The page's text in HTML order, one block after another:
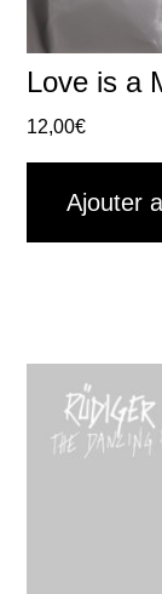
Love is a
12,00€
Ajouter